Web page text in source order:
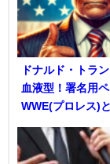
ドナルド・トラ
血液型！署名用
WWE(プロレス)